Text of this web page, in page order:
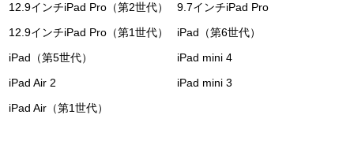
12.9インチiPad Pro（第2世代）
9.7インチiPad Pro
12.9インチiPad Pro（第1世代）
iPad（第6世代）
iPad（第5世代）
iPad mini 4
iPad Air 2
iPad mini 3
iPad Air（第1世代）